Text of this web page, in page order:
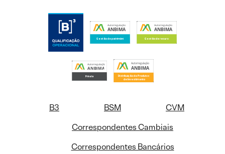
B3 BSM
CVM
Correspondentes Cambiais
Correspondentes Bancários